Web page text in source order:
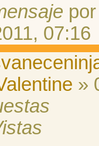
07:16
»